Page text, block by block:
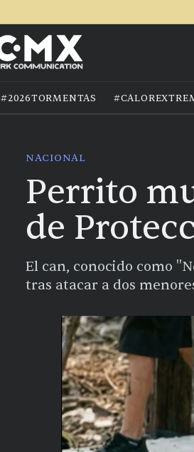
#2026TORMENTAS
NACIONAL
Perrito
de
El can, conocido como
tras atacar a dos